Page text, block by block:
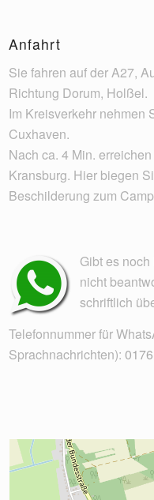
Anfahrt
Sie fahren auf der A27,
Richtung Dorum, Holßel.
Im Kreisverkehr nehmen
Cuxhaven.
Nach ca. 4 Min.
Kransburg. Hier biegen
Beschilderung zum
Gibt es
nicht
schriftlich
Telefonnummer für
Sprachnachrichten):